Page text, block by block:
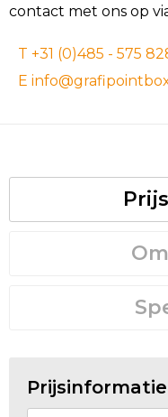
contact met ons op
T +31 (0)485 - 575
E
Prijsinformatie